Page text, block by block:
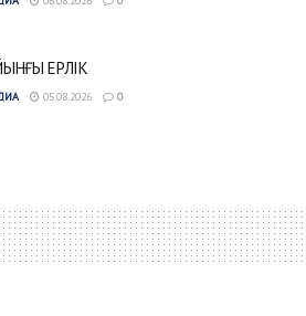
ЕРЛІК
05.08.2026 0